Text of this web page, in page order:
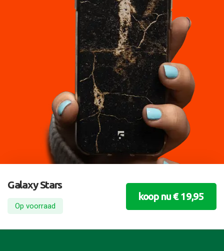
Galaxy Stars
Op voorraad
koop nu € 19,95